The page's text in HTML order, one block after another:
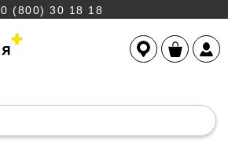
0 (800) 30 18 18